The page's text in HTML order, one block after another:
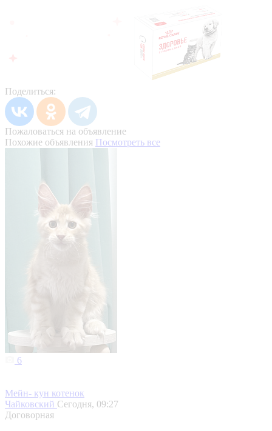
Поделиться:
Пожаловаться на объявление
Похожие объявления Посмотреть все
6
Мейн- кун котенок
Чайковский Сегодня, 09:27
Договорная